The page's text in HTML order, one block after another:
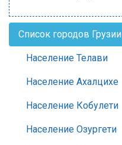
Список городов Грузии
Население Телави
Население Ахалцихе
Население Кобулети
Население Озургети